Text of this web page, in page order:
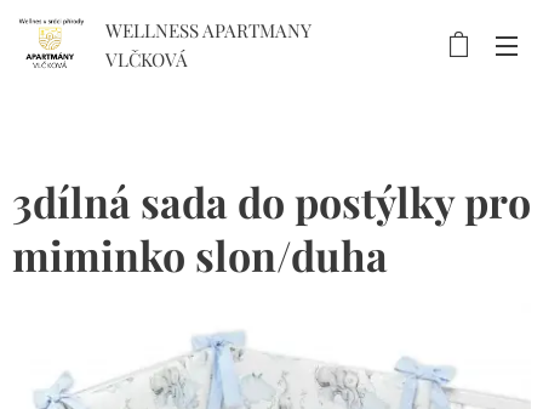
WELLNESS APARTMANY
VLČKOVÁ
3dílná sada do postýlky pro
miminko slon/duha